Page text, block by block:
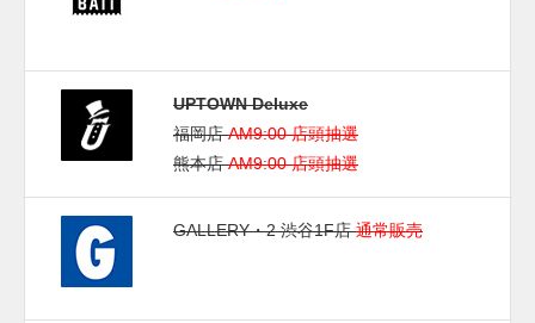
UPTOWN Deluxe
福岡店AM9:00 店頭抽選
熊本店AM9:00 店頭抽選
GALLERY・2 渋谷1F店通常販売